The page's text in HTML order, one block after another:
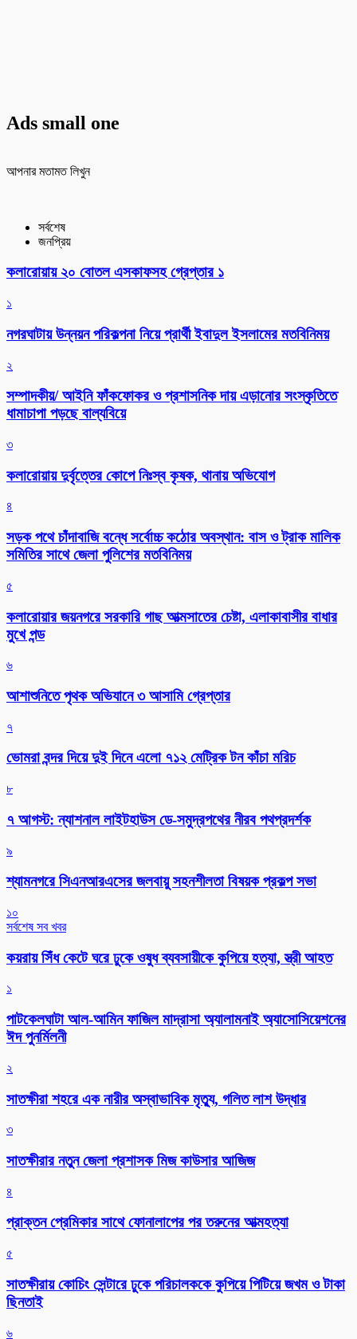
Ads small one
আপনার মতামত লিখুন
সর্বশেষ
জনপ্রিয়
কলারোয়ায় ২০ বোতল এসকাফসহ গ্রেপ্তার ১
১
নগরঘাটায় উন্নয়ন পরিকল্পনা নিয়ে প্রার্থী ইবাদুল ইসলামের মতবিনিময়
২
সম্পাদকীয়/ আইনি ফাঁকফোকর ও প্রশাসনিক দায় এড়ানোর সংস্কৃতিতে
ধামাচাপা পড়ছে বাল্যবিয়ে
৩
কলারোয়ায় দুর্বৃত্তের কোপে নিঃস্ব কৃষক, থানায় অভিযোগ
৪
সড়ক পথে চাঁদাবাজি বন্ধে সর্বোচ্চ কঠোর অবস্থান: বাস ও ট্রাক মালিক
সমিতির সাথে জেলা পুলিশের মতবিনিময়
৫
কলারোয়ার জয়নগরে সরকারি গাছ আত্মসাতের চেষ্টা, এলাকাবাসীর বাধার
মুখে পন্ড
৬
আশাশুনিতে পৃথক অভিযানে ৩ আসামি গ্রেপ্তার
৭
ভোমরা বন্দর দিয়ে দুই দিনে এলো ৭১২ মেট্রিক টন কাঁচা মরিচ
৮
৭ আগস্ট: ন্যাশনাল লাইটহাউস ডে-সমুদ্রপথের নীরব পথপ্রদর্শক
৯
শ্যামনগরে সিএনআরএসের জলবায়ু সহনশীলতা বিষয়ক প্রকল্প সভা
১০
সর্বশেষ সব খবর
কয়রায় সিঁধ কেটে ঘরে ঢুকে ওষুধ ব্যবসায়ীকে কুপিয়ে হত্যা, স্ত্রী আহত
১
পাটকেলঘাটা আল-আমিন ফাজিল মাদ্রাসা অ্যালামনাই অ্যাসোসিয়েশনের
ঈদ পুনর্মিলনী
২
সাতক্ষীরা শহরে এক নারীর অস্বাভাবিক মৃত্যু, গলিত লাশ উদ্ধার
৩
সাতক্ষীরার নতুন জেলা প্রশাসক মিজ কাউসার আজিজ
৪
প্রাক্তন প্রেমিকার সাথে ফোনালাপের পর তরুনের আত্মহত্যা
৫
সাতক্ষীরায় কোচিং সেন্টারে ঢুকে পরিচালককে কুপিয়ে পিটিয়ে জখম ও টাকা
ছিনতাই
৬